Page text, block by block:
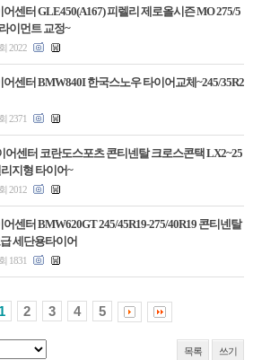
센터 GLE450(A167) 피렐리 제로올시즌 MO 275/5
이먼트 교정~
2022
센터 BMW840I 한국스노우 타이어교체~245/35R2
2371
어센터 코란도스포츠 콘티넨탈 크로스콘택 LX2~25
지형 타이어~
2012
센터 BMW620GT 245/45R19-275/40R19 콘티넨탈
세단용타이어
1831
1 2 3 4 5
목록 쓰기